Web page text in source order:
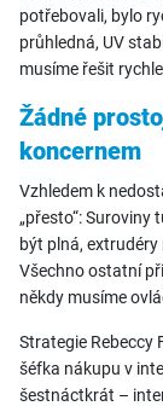
potřebovali, bylo
průhledná, UV
musíme řešit
Žádné
koncernem
Vzhledem k
„přesto“:
být plná,
Všechno ostatní
někdy musíme
Strategie Rebeccy
šéfka nákupu v
šestnáctkrát –